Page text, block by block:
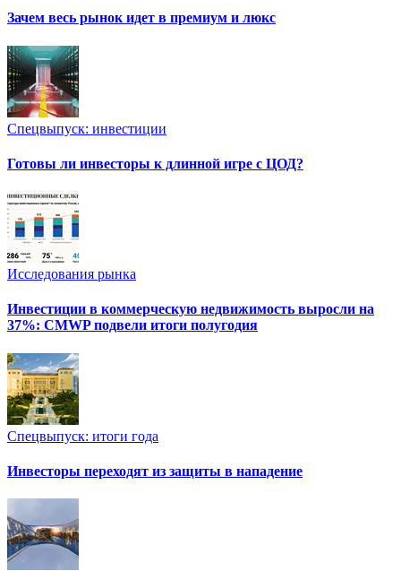
Зачем весь рынок идет в премиум и люкс
Спецвыпуск: инвестиции
Готовы ли инвесторы к длинной игре с ЦОД?
Исследования рынка
Инвестиции в коммерческую недвижимость выросли на
37%: CMWP подвели итоги полугодия
Спецвыпуск: итоги года
Инвесторы переходят из защиты в нападение